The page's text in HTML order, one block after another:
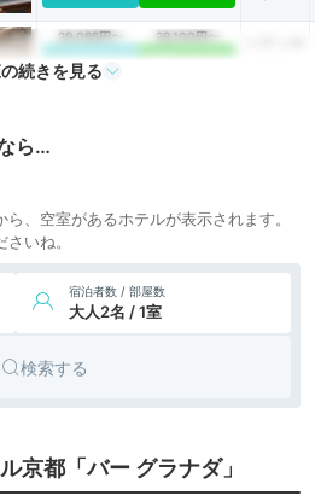
29,095円〜
icotto
29,100円〜
続きを見る
ら…
、空室があるホテルが表示されます。
いね。
宿泊者数 / 部屋数
大人2名 / 1室
検索する
京都「バー グラナダ」